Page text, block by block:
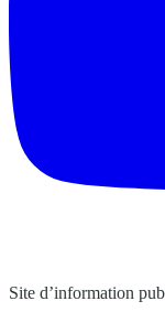
Site d’information